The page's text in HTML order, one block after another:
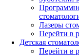
Лазеры
Перейти в
Детская
Перейти в